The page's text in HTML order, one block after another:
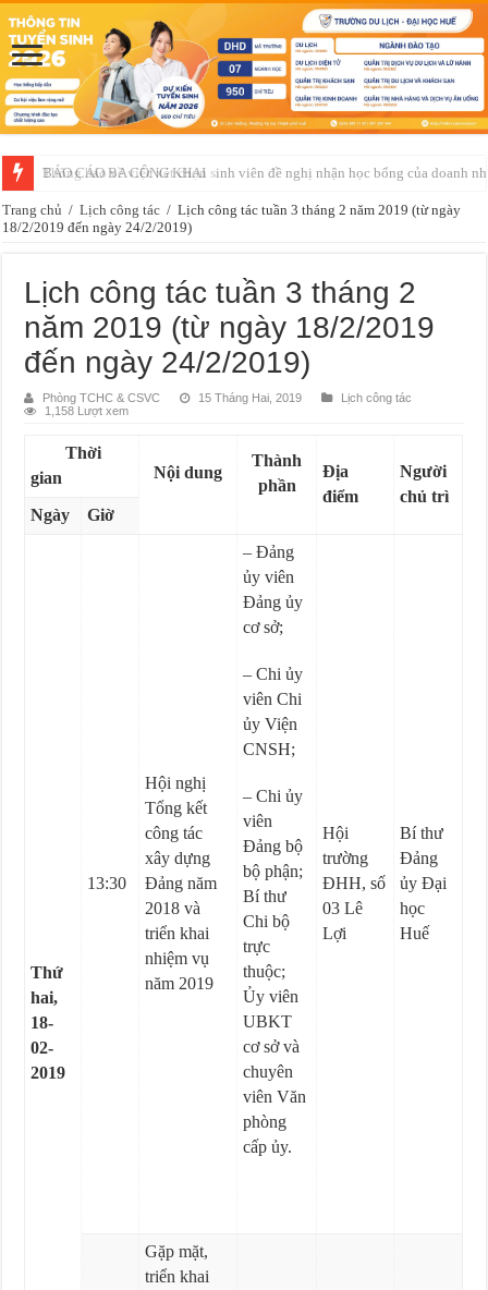
Thông báo về việc xét chọn sinh viên đề nghị nhận học bổng của doanh
Trang chủ / Lịch công tác / Lịch công tác tuần 3 tháng 2 năm 2019 (từ ngày
18/2/2019 đến ngày 24/2/2019)
Lịch công tác tuần 3 tháng 2
năm 2019 (từ ngày 18/2/2019
đến ngày 24/2/2019)
Phòng TCHC & CSVC 15 Tháng Hai, 2019
Lịch công tác
1,158 Lượt xem
Thời
gian
Nội dung
Thành
phần
Địa
điểm
Người
chủ trì
Ngày
Giờ
Thứ
hai,
18-
02-
2019
13:30
Hội nghị
Tổng kết
công tác
xây dựng
Đảng năm
2018 và
triển khai
nhiệm vụ
năm 2019
– Đảng
ủy viên
Đảng ủy
cơ sở;
– Chi ủy
viên Chi
ủy Viện
CNSH;
– Chi ủy
viên
Đảng bộ
bộ phận;
Bí thư
Chi bộ
trực
thuộc;
Ủy viên
UBKT
cơ sở và
chuyên
viên Văn
phòng
cấp ủy.
Hội
trường
ĐHH, số
03 Lê
Lợi
Bí thư
Đảng
ủy Đại
học
Huế
Gặp mặt,
triển khai